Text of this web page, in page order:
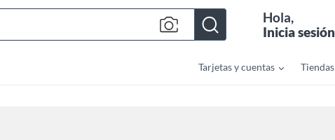
Bar
Hola,
Inicia sesión
Tarjetas y cuentas Tiendas